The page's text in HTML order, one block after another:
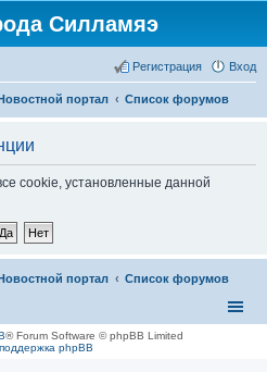
Силламяэ
Вход
Регистрация
портал Список форумов
cookie, установленные данной
портал Список форумов
® Forum Software © phpBB Limited
phpBB